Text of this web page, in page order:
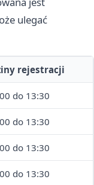
ulegać
rejestracji
do 13:30
do 13:30
do 13:30
do 13:30